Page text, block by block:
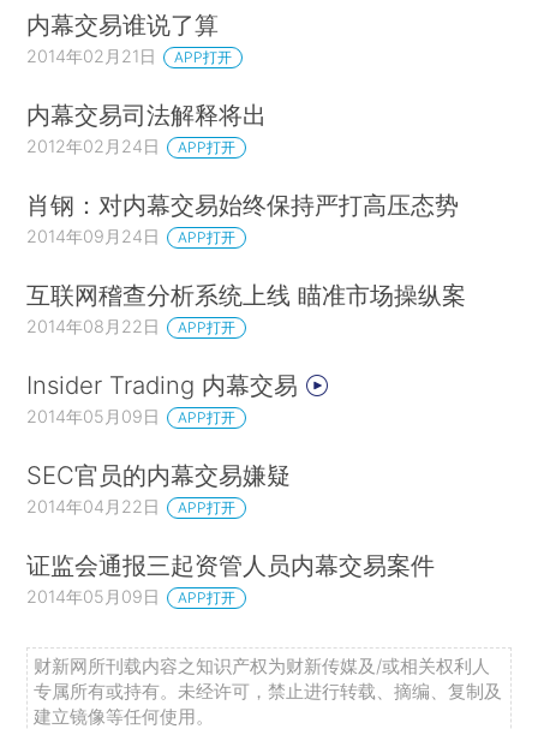
内幕交易谁说了算
2014年02月21日 APP打开
内幕交易司法解释将出
2012年02月24日 APP打开
肖钢：对内幕交易始终保持严打高压态势
2014年09月24日 APP打开
互联网稽查分析系统上线 瞄准市场操纵案
2014年08月22日 APP打开
Insider Trading 内幕交易
2014年05月09日 APP打开
SEC官员的内幕交易嫌疑
2014年04月22日 APP打开
证监会通报三起资管人员内幕交易案件
2014年05月09日 APP打开
财新网所刊载内容之知识产权为财新传媒及/或相关权利人
专属所有或持有。未经许可，禁止进行转载、摘编、复制及
建立镜像等任何使用。